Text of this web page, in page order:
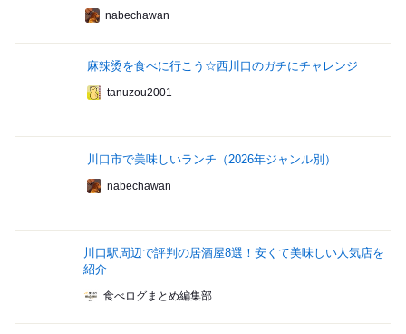
nabechawan
麻辣烫を食べに行こう☆西川口のガチにチャレンジ
tanuzou2001
川口市で美味しいランチ（2026年ジャンル別）
nabechawan
川口駅周辺で評判の居酒屋8選！安くて美味しい人気店を
紹介
食べログまとめ編集部